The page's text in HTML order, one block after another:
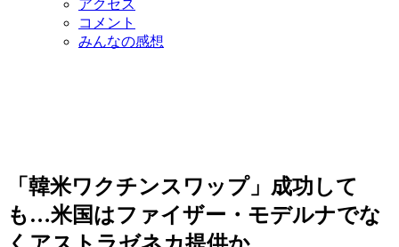
アクセス
コメント
みんなの感想
「韓米ワクチンスワップ」成功して
も…米国はファイザー・モデルナでな